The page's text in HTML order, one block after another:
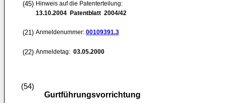
(45) Hinweis auf die Patenterteilung:
13.10.2004 Patentblatt 2004/42
(21) Anmeldenummer: 00109391.3
(22) Anmeldetag: 03.05.2000
(54)
Gurtführungsvorrichtung